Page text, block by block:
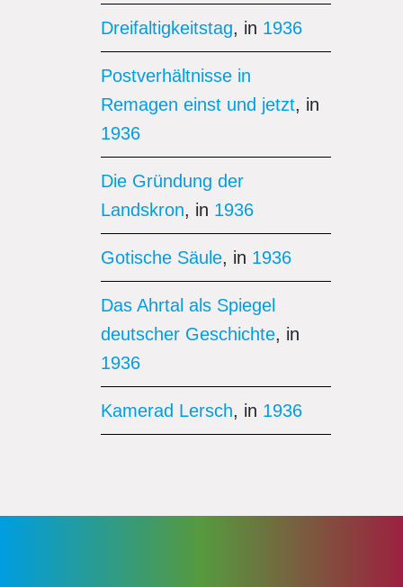
Dreifaltigkeitstag, in 1936
Postverhältnisse in
Remagen einst und jetzt, in
1936
Die Gründung der
Landskron, in 1936
Gotische Säule, in 1936
Das Ahrtal als Spiegel
deutscher Geschichte, in
1936
Kamerad Lersch, in 1936